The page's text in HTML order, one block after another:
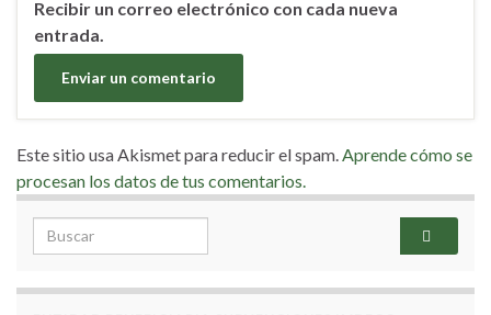
Recibir un correo electrónico con cada nueva
entrada.
Este sitio usa Akismet para reducir el spam.Aprende cómo se
procesan los datos de tus comentarios.
Search for: